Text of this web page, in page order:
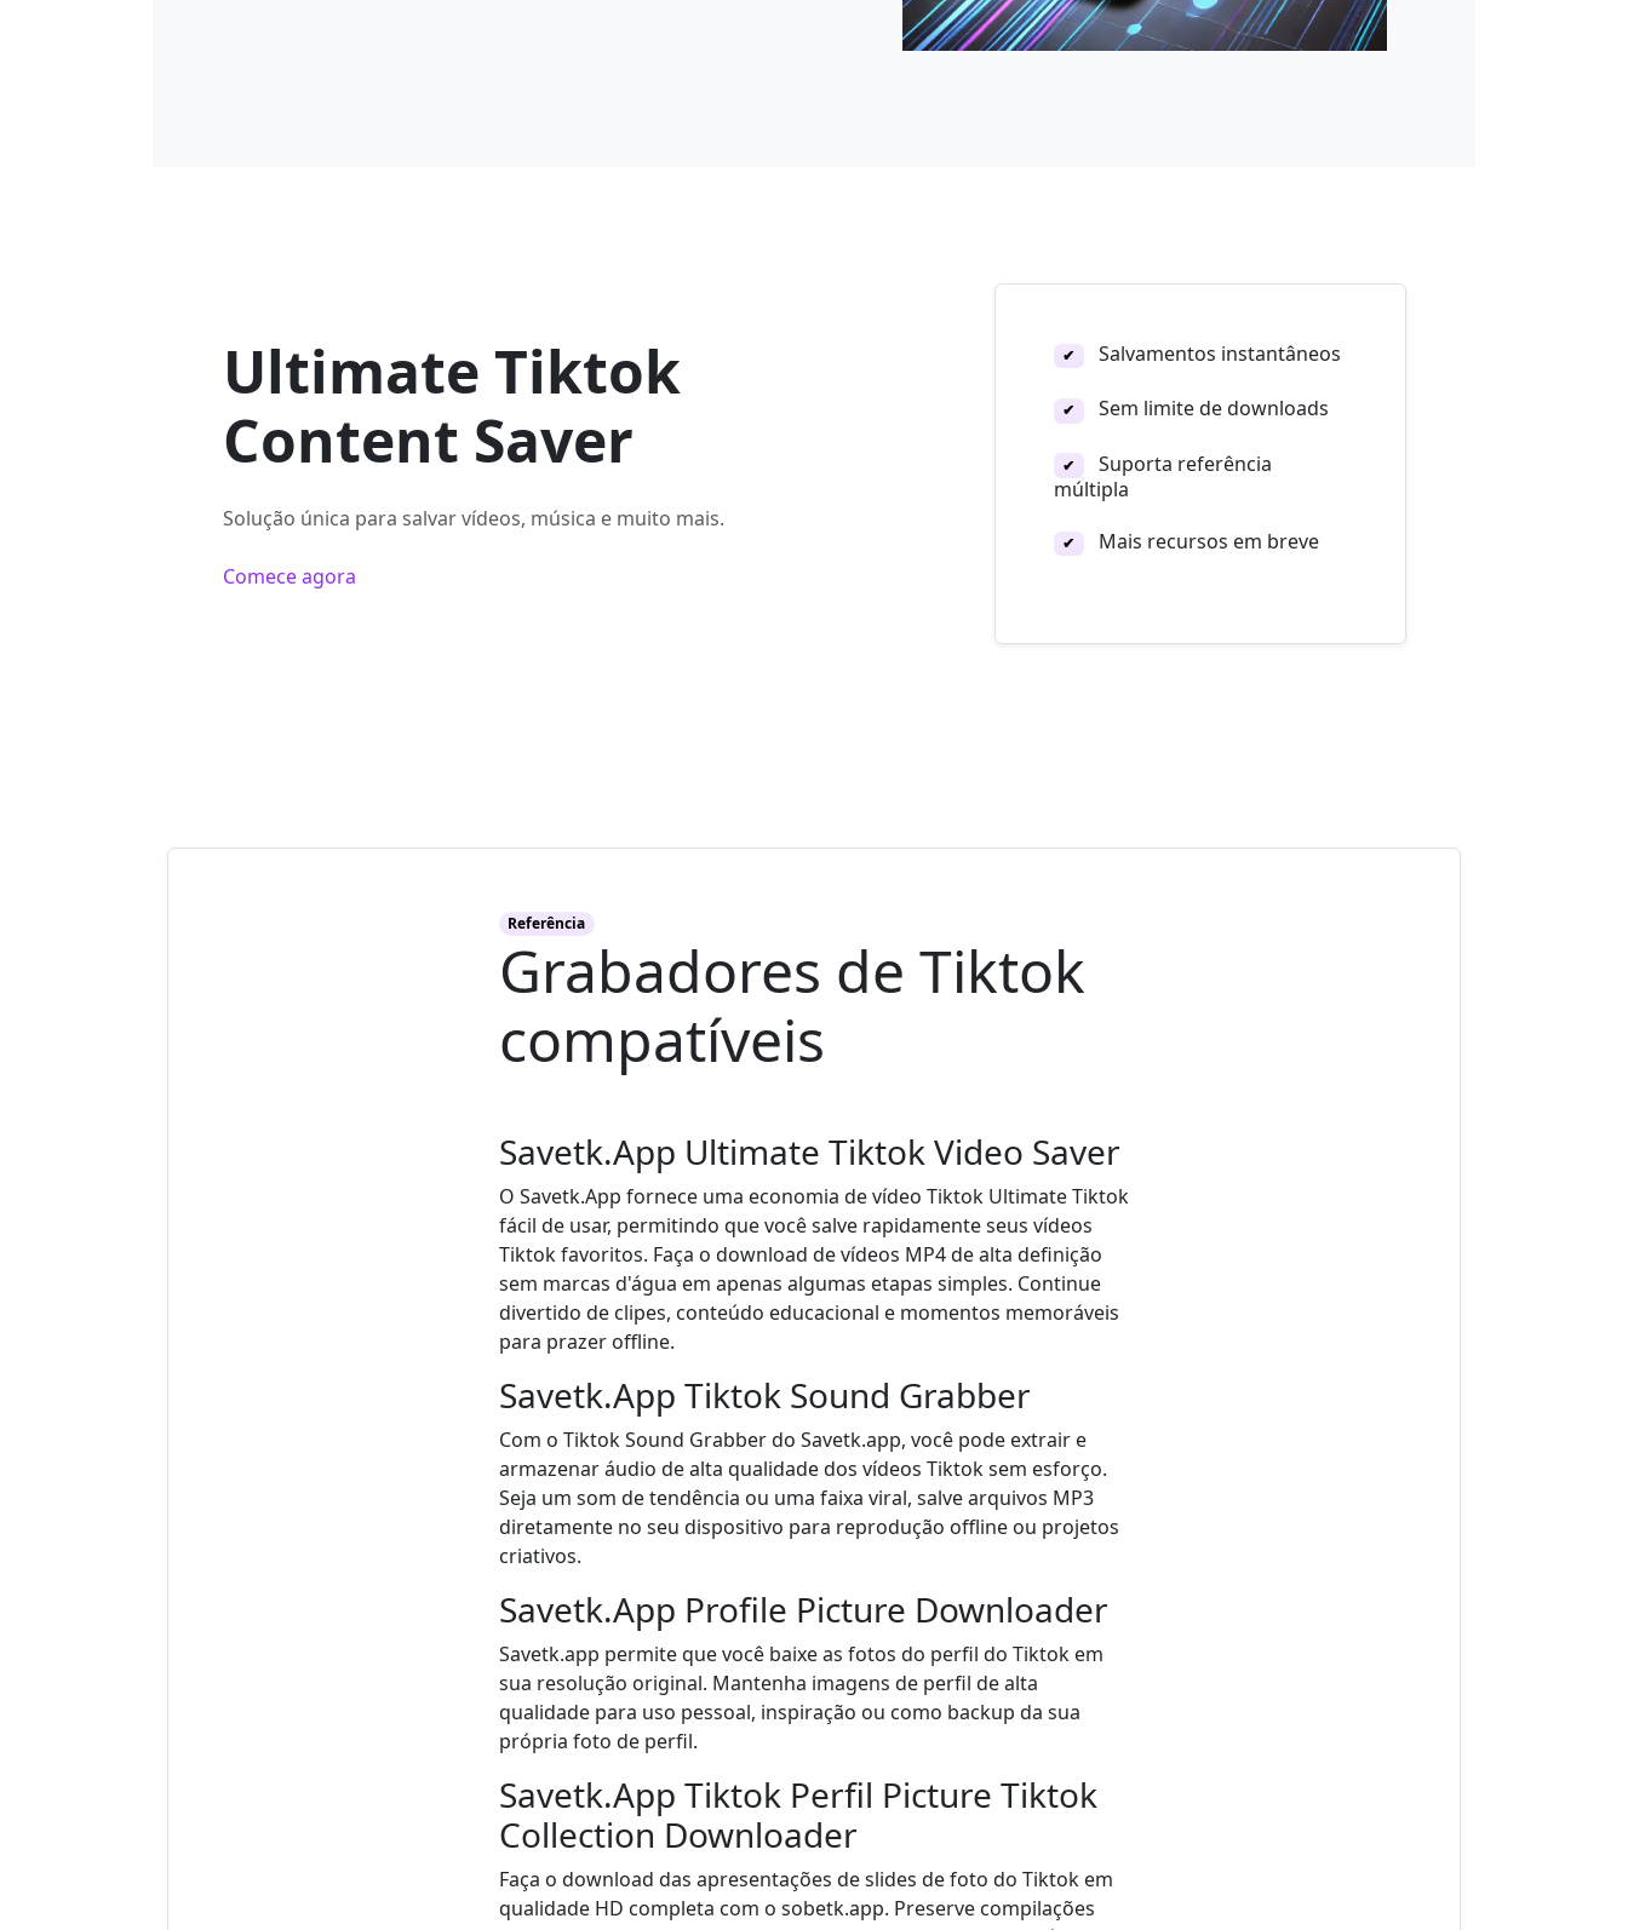
Ultimate Tiktok
Content Saver
Solução única para salvar vídeos, música e muito mais.
Comece agora
✔ Salvamentos instantâneos
✔ Sem limite de downloads
✔
Suporta referência
múltipla
✔ Mais recursos em breve
Referência
Grabadores de Tiktok
compatíveis
Savetk.App Ultimate Tiktok Video Saver
O Savetk.App fornece uma economia de vídeo Tiktok Ultimate Tiktok
fácil de usar, permitindo que você salve rapidamente seus vídeos
Tiktok favoritos. Faça o download de vídeos MP4 de alta definição
sem marcas d'água em apenas algumas etapas simples. Continue
divertido de clipes, conteúdo educacional e momentos memoráveis ​​
para prazer offline.
Savetk.App Tiktok Sound Grabber
Com o Tiktok Sound Grabber do Savetk.app, você pode extrair e
armazenar áudio de alta qualidade dos vídeos Tiktok sem esforço.
Seja um som de tendência ou uma faixa viral, salve arquivos MP3
diretamente no seu dispositivo para reprodução offline ou projetos
criativos.
Savetk.App Profile Picture Downloader
Savetk.app permite que você baixe as fotos do perfil do Tiktok em
sua resolução original. Mantenha imagens de perfil de alta
qualidade para uso pessoal, inspiração ou como backup da sua
própria foto de perfil.
Savetk.App Tiktok Perfil Picture Tiktok
Collection Downloader
Faça o download das apresentações de slides de foto do Tiktok em
qualidade HD completa com o sobetk.app. Preserve compilações